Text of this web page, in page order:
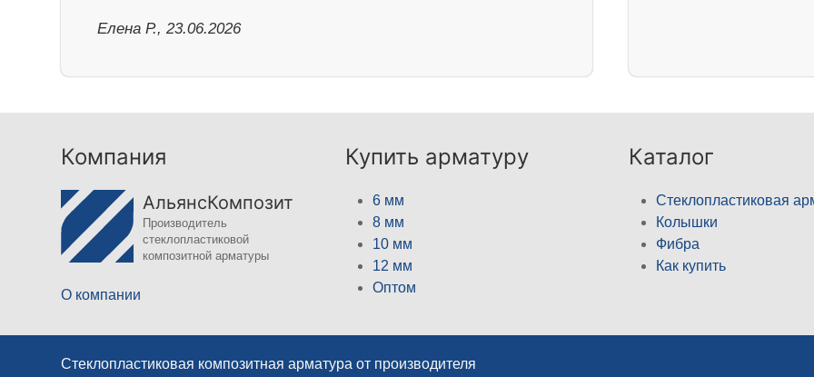
Елена Р., 23.06.2026
Компания
АльянсКомпозит
Производитель
стеклопластиковой
композитной арматуры
О компании
Купить арматуру
6 мм
8 мм
10 мм
12 мм
Оптом
Каталог
Стеклопластиковая
Колышки
Фибра
Как купить
Стеклопластиковая композитная арматура от производителя